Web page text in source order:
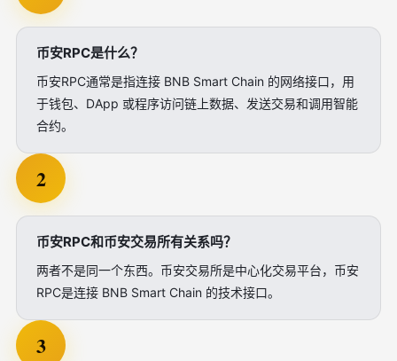
币安RPC是什么？
币安RPC通常是指连接 BNB Smart Chain 的网络接口，用
于钱包、DApp 或程序访问链上数据、发送交易和调用智能
合约。
2
币安RPC和币安交易所有关系吗？
两者不是同一个东西。币安交易所是中心化交易平台，币安
RPC是连接 BNB Smart Chain 的技术接口。
3